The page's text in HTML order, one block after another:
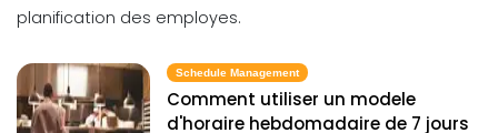
planification des employes.
Schedule Management
Comment utiliser un modele
d'horaire hebdomadaire de 7 jours